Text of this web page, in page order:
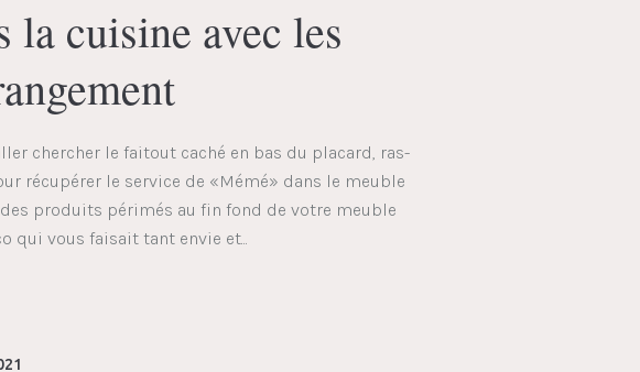
la cuisine avec les
chercher le faitout caché en bas du placard, ras-
récupérer le service de «Mémé» dans le meuble
des produits périmés au fin fond de votre meuble
qui vous faisait tant envie et...